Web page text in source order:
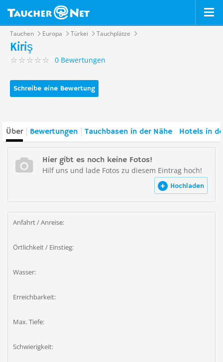
Tauchen Europa Türkei Tauchplätze
Kiriş
0 Bewertungen
Schreibe eine Bewertung
Über Bewertungen Tauchbasen in der Nähe Hotels in
Hier gibt es noch keine Fotos!
Hilf uns und lade Fotos zu diesem Eintrag hoch!
Hochladen
Anfahrt / Anreise:
Örtlichkeit / Einstieg:
Wasser:
Erreichbarkeit:
Max. Tiefe:
Schwierigkeit: